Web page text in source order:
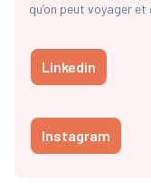
qu’on peut voyager
Linkedin
Instagram